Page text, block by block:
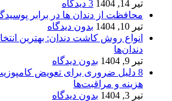
تیر 14, 1404
3 دیدگاه
محافظت از دندان‌ ها در برابر
تیر 10, 1404
بدون دیدگاه
انواع روش کاشت دندان: بهترین
دندان‌ها
تیر 9, 1404
بدون دیدگاه
8 دلیل ضروری برای تعویض
هزینه و مراقبت‌ها
تیر 3, 1404
بدون دیدگاه